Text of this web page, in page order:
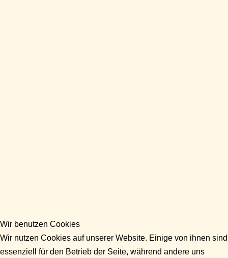
Wir benutzen Cookies
Wir nutzen Cookies auf unserer Website. Einige von ihnen sind
essenziell für den Betrieb der Seite, während andere uns